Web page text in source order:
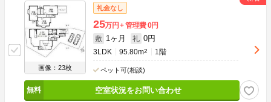
画像：23枚
礼金なし
25万円 管理費0円
敷 1ヶ月 礼 0円
3LDK 95.80m2 1階
ペット可(相談)
空室状況をお問い合わせ